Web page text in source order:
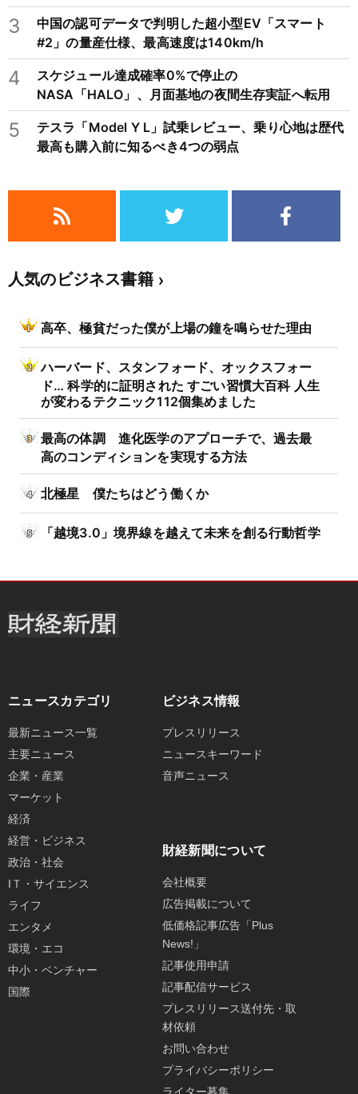
3
中国の認可データで判明した超小型EV「スマート
#2」の量産仕様、最高速度は140km/h
4
スケジュール達成確率0%で停止の
NASA「HALO」、月面基地の夜間生存実証へ転用
5
テスラ「Model Y L」試乗レビュー、乗り心地は歴代
最高も購入前に知るべき4つの弱点
人気のビジネス書籍
高卒、極貧だった僕が上場の鐘を鳴らせた理由
ハーバード、スタンフォード、オックスフォー
ド… 科学的に証明された すごい習慣大百科 人生
が変わるテクニック112個集めました
最高の体調 進化医学のアプローチで、過去最
高のコンディションを実現する方法
北極星 僕たちはどう働くか
「越境3.0」境界線を越えて未来を創る行動哲学
ニュースカテゴリ
最新ニュース一覧
主要ニュース
企業・産業
マーケット
経済
経営・ビジネス
政治・社会
IＴ・サイエンス
ライフ
エンタメ
環境・エコ
中小・ベンチャー
国際
ビジネス情報
プレスリリース
ニュースキーワード
音声ニュース
財経新聞について
会社概要
広告掲載について
低価格記事広告「Plus
News!」
記事使用申請
記事配信サービス
プレスリリース送付先・取
材依頼
お問い合わせ
プライバシーポリシー